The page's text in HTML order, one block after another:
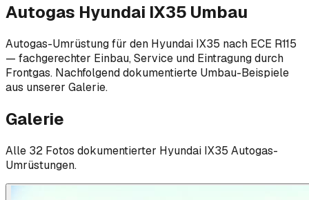
Autogas Hyundai IX35 Umbau
Autogas-Umrüstung für den Hyundai IX35 nach ECE R115
— fachgerechter Einbau, Service und Eintragung durch
Frontgas. Nachfolgend dokumentierte Umbau-Beispiele
aus unserer Galerie.
Galerie
Alle 32 Fotos dokumentierter Hyundai IX35 Autogas-
Umrüstungen.